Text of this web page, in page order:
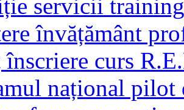
servicii
învățământ
curs
național pilot